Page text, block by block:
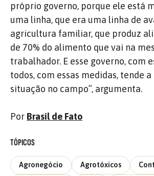
próprio governo, porque ele está
uma linha, que era uma linha de
agricultura familiar, que produz
de 70% do alimento que vai na
trabalhador. E esse governo, com
todos, com essas medidas, tende
situação no campo”, argumenta.
Por Brasil de Fato
TÓPICOS
Agronegócio Agrotóxicos